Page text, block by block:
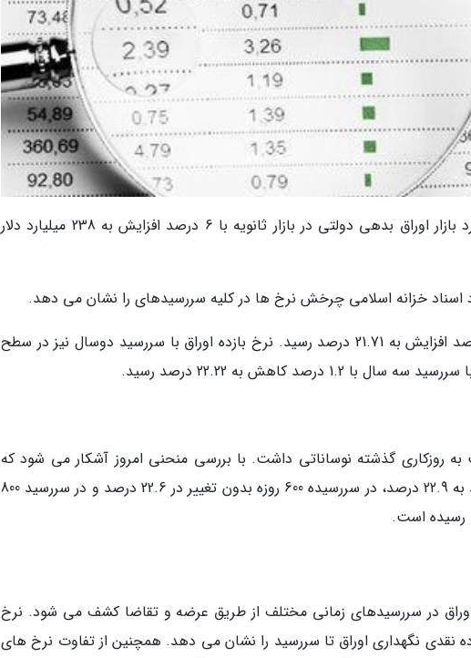
به گزارش خبرنگاران امروز حجم معاملات خرد بازار اوراق بدهی دولتی در بازار ثانویه با 6 درصد افزایش به 238 میلیارد دلار
نرخ بازده اوراق با سررسید یکساله با نیم درصد افزایش به 21.71 درصد رسید. نرخ بازده اوراق با سررسید دوسال نیز در سطح
به روزکاری گذشته نوساناتی داشت. با بررسی منحنی امروز آشکار می شود که
نرخ بازده در سررسید 400 روز با 0.1درصد رشد به 22.9 درصد، در سررسیده 600 روزه بدون تغییر در 22.6 درصد و در سررسید 800
اوراق در سررسیدهای زمانی مختلف از طریق عرضه و تقاضا کشف می شود. نرخ
نقدی نگهداری اوراق تا سررسید را نشان می دهد. همچنین از تفاوت نرخ های